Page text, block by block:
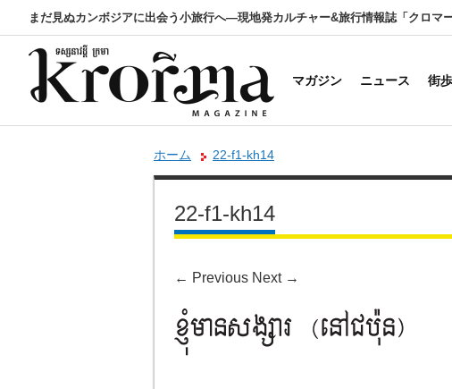
まだ見ぬカンボジアに出会う小旅行へ―現地発カルチャー&旅行情報誌「クロマー
マガジン ニュース 街
ホーム 22-f1-kh14
22-f1-kh14
← Previous Next →